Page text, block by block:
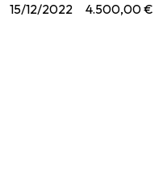
15/12/2022 4.500,00 €